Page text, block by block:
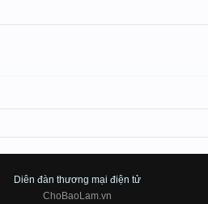
Diên đàn thương mại điện tử
ChoBaoLam.vn